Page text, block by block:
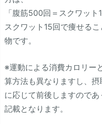
「腹筋500回＝スクワット
スクワット15回で痩せる
物です。
※運動による消費カロリー
算方法も異なりますし、
に応じて前後しますので
記載となります。